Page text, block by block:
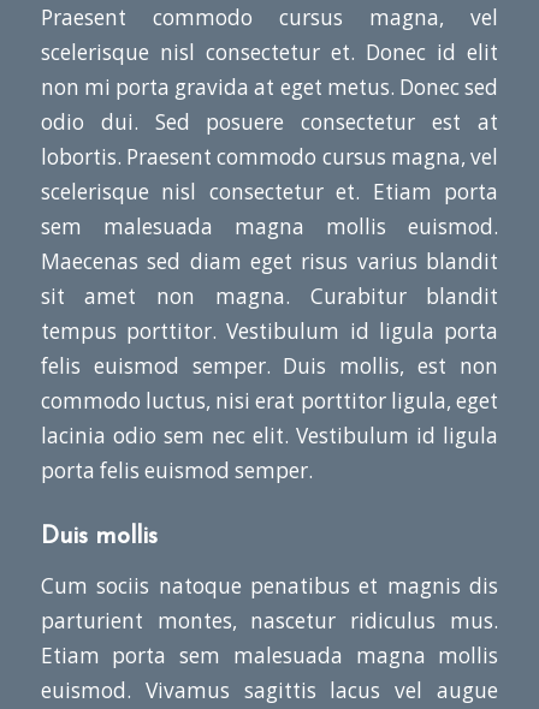
Praesent commodo cursus magna, vel
scelerisque nisl consectetur et. Donec id elit
non mi porta gravida at eget metus. Donec sed
odio dui. Sed posuere consectetur est at
lobortis. Praesent commodo cursus magna, vel
scelerisque nisl consectetur et. Etiam porta
sem malesuada magna mollis euismod.
Maecenas sed diam eget risus varius blandit
sit amet non magna. Curabitur blandit
tempus porttitor. Vestibulum id ligula porta
felis euismod semper. Duis mollis, est non
commodo luctus, nisi erat porttitor ligula, eget
lacinia odio sem nec elit. Vestibulum id ligula
porta felis euismod semper.
Duis mollis
Cum sociis natoque penatibus et magnis dis
parturient montes, nascetur ridiculus mus.
Etiam porta sem malesuada magna mollis
euismod. Vivamus sagittis lacus vel augue